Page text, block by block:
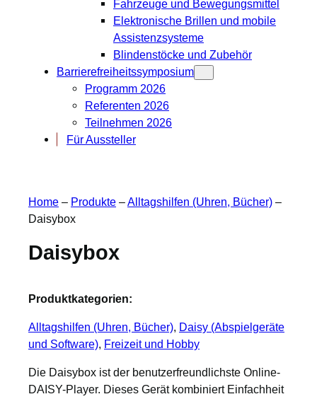
Fahrzeuge und Bewegungsmittel
Elektronische Brillen und mobile
Assistenzsysteme
Blindenstöcke und Zubehör
Barrierefreiheitssymposium
Programm 2026
Referenten 2026
Teilnehmen 2026
Für Aussteller
Home – Produkte –Alltagshilfen (Uhren, Bücher) –
Daisybox
Daisybox
Produktkategorien:
Alltagshilfen (Uhren, Bücher), Daisy (Abspielgeräte
und Software), Freizeit und Hobby
Die Daisybox ist der benutzerfreundlichste Online-
DAISY-Player. Dieses Gerät kombiniert Einfachheit